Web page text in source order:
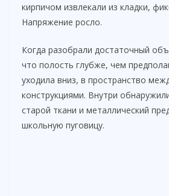
кирпичом извлекали из кладки,
Напряжение росло.
Когда разобрали достаточный
что полость глубже, чем
уходила вниз, в пространство
конструкциями. Внутри
старой ткани и металлический
школьную пуговицу.